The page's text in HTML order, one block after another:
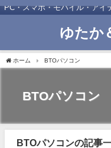
PC・スマホ・モバイル・アイ
ゆたか
ホーム BTOパソコン
BTOパソコン
BTOパソコンの記事